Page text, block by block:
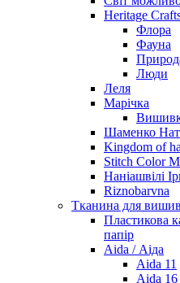
Heritage
Флора
Фауна
Люди
Леля
Марічка
Шаменко
Kingdom of
Stitch Color
Наніашвілі
Riznobarvna
Тканина для
Пластикова
папір
Aida / Аіда
Aida 11
Aida 16